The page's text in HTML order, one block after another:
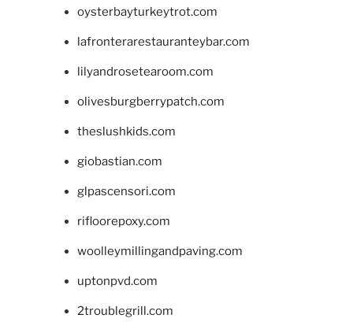
oysterbayturkeytrot.com
lafronterarestauranteybar.com
lilyandrosetearoom.com
olivesburgberrypatch.com
theslushkids.com
giobastian.com
glpascensori.com
rifloorepoxy.com
woolleymillingandpaving.com
uptonpvd.com
2troublegrill.com